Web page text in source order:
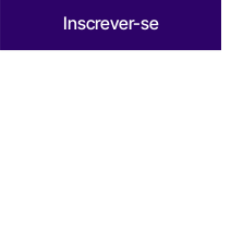
Inscrever-se